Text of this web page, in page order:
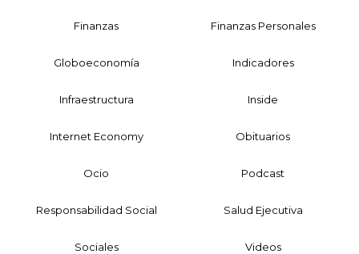
Finanzas Finanzas Personales
Globoeconomía Indicadores
Infraestructura Inside
Internet Economy Obituarios
Ocio Podcast
Responsabilidad Social Salud Ejecutiva
Sociales Videos